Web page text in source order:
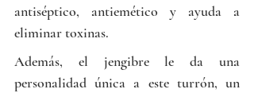
antiséptico, antiemético y ayuda a
eliminar toxinas.
Además, el jengibre le da una
personalidad única a este turrón, un